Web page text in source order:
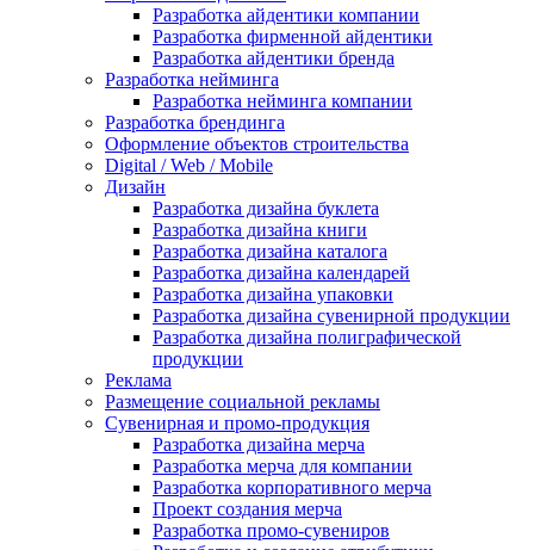
Разработка айдентики компании
Разработка фирменной айдентики
Разработка айдентики бренда
Разработка нейминга
Разработка нейминга компании
Разработка брендинга
Оформление объектов строительства
Digital / Web / Mobile
Дизайн
Разработка дизайна буклета
Разработка дизайна книги
Разработка дизайна каталога
Разработка дизайна календарей
Разработка дизайна упаковки
Разработка дизайна сувенирной продукции
Разработка дизайна полиграфической
продукции
Реклама
Размещение социальной рекламы
Сувенирная и промо-продукция
Разработка дизайна мерча
Разработка мерча для компании
Разработка корпоративного мерча
Проект создания мерча
Разработка промо-сувениров